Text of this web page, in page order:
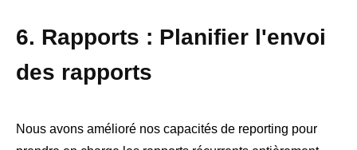
6. Rapports : Planifier l'envoi
des rapports
Nous avons amélioré nos capacités de reporting pour